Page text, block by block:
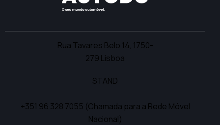
Rua Tavares Belo 14, 1750-
279 Lisboa
STAND
+351 96 328 7055 (Chamada para a Rede Móvel
Nacional)